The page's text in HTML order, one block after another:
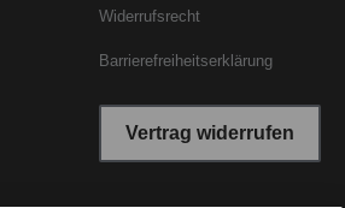
Widerrufsrecht
Barrierefreiheitserklärung
Vertrag widerrufen